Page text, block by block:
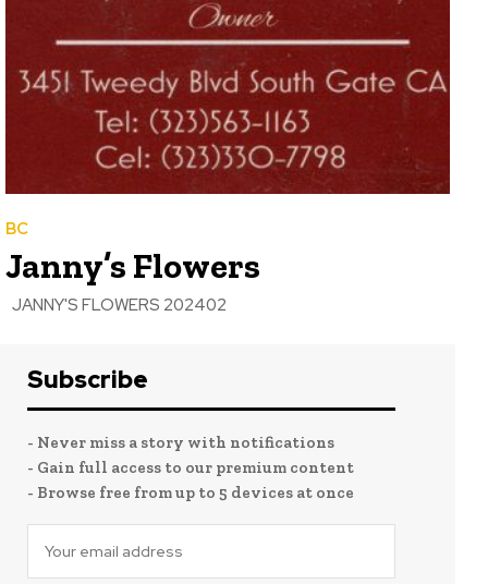
BC
Janny’s Flowers
Subscribe
- Never miss a story with notifications
- Gain full access to our premium content
- Browse free from up to 5 devices at once